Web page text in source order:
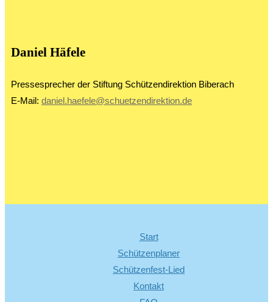
Daniel Häfele
Pressesprecher der Stiftung Schützendirektion Biberach
E-Mail: daniel.haefele@schuetzendirektion.de
Start
Schützenplaner
Schützenfest-Lied
Kontakt